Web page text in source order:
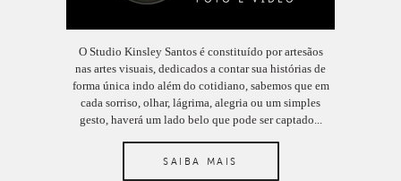
O Studio Kinsley Santos é constituído por artesãos
nas artes visuais, dedicados a contar sua histórias de
forma única indo além do cotidiano, sabemos que em
cada sorriso, olhar, lágrima, alegria ou um simples
gesto, haverá um lado belo que pode ser captado...
SAIBA MAIS